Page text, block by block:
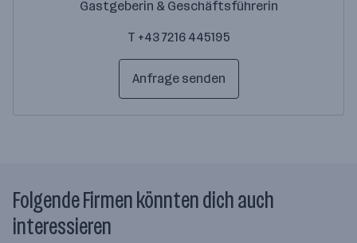
Gastgeberin & Geschäftsführerin
T +43 7216 445195
Anfrage senden
Folgende Firmen könnten dich auch
interessieren